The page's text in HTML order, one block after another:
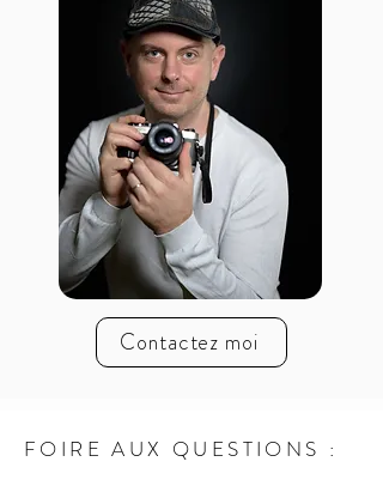
Contactez moi
FOIRE AUX QUESTIONS :